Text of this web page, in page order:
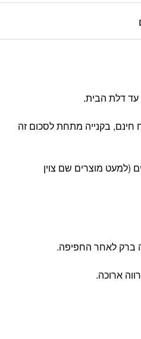
עד דלת הבית.
המשלוח חינם, בקנייה מתחת לסכום זה
5 ימי עסקים (למעט מוצרים שם צוין
ברק לאחר החפיפה.
ארוכה.